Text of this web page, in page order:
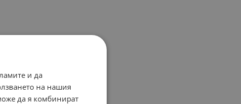
и да
на нашия
да я комбинират